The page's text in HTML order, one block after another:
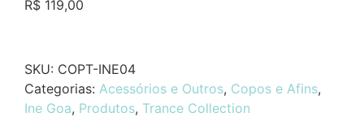
R$ 119,00
SKU: COPT-INE04
Categorias: Acessórios e Outros, Copos e Afins,
Ine Goa, Produtos, Trance Collection